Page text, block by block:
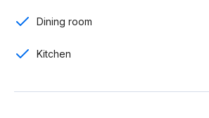
Dining room
Kitchen